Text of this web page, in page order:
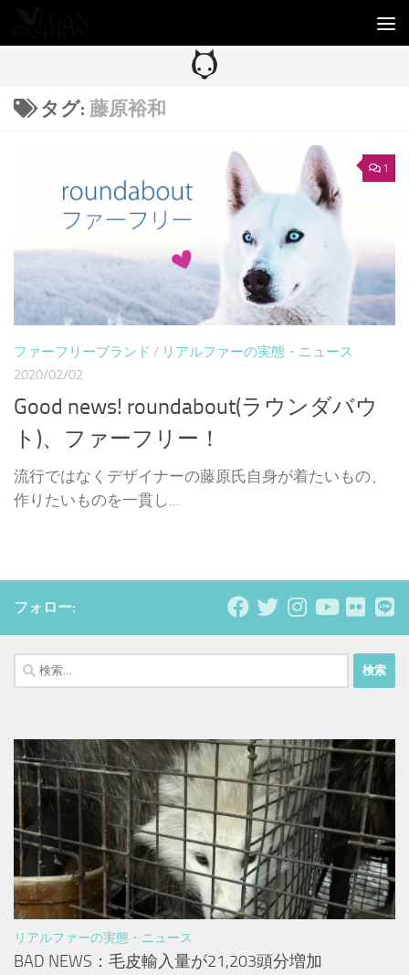
タグ: 藤原裕和
1
ファーフリーブランド / リアルファーの実態・ニュース
2020/02/02
Good news! roundabout(ラウンダバウ
ト)、ファーフリー！
流行ではなくデザイナーの藤原氏自身が着たいもの、
作りたいものを一貫し...
フォロー:
検
索:
リアルファーの実態・ニュース
BAD NEWS：毛皮輸入量が21,203頭分増加